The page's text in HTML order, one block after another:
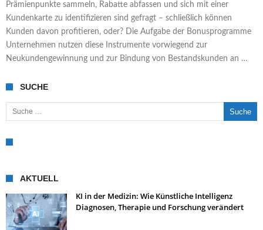
Prämienpunkte sammeln, Rabatte abfassen und sich mit einer
Kundenkarte zu identifizieren sind gefragt – schließlich können
Kunden davon profitieren, oder? Die Aufgabe der Bonusprogramme
Unternehmen nutzen diese Instrumente vorwiegend zur
Neukundengewinnung und zur Bindung von Bestandskunden an …
SUCHE
Suche nach:
AKTUELL
KI in der Medizin: Wie Künstliche Intelligenz
Diagnosen, Therapie und Forschung verändert